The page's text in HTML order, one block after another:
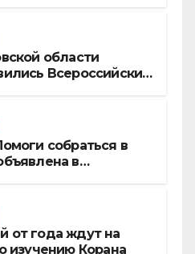
области
Всероссийские
собраться в
в
от года ждут на
изучению Корана